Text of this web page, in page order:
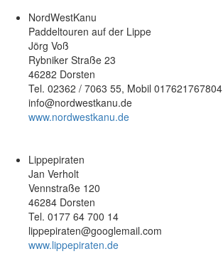
NordWestKanu
Paddeltouren auf der Lippe
Jörg Voß
Rybniker Straße 23
46282 Dorsten
Tel. 02362 / 7063 55, Mobil 017621767804
info@nordwestkanu.de
www.nordwestkanu.de
Lippepiraten
Jan Verholt
Vennstraße 120
46284 Dorsten
Tel. 0177 64 700 14
lippepiraten@googlemail.com
www.lippepiraten.de